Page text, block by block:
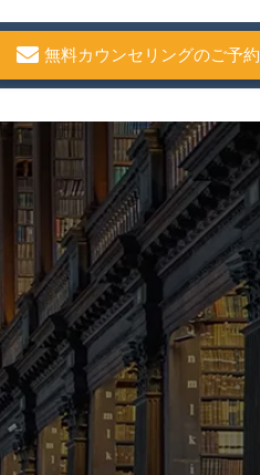
無料カウンセリングのご予約